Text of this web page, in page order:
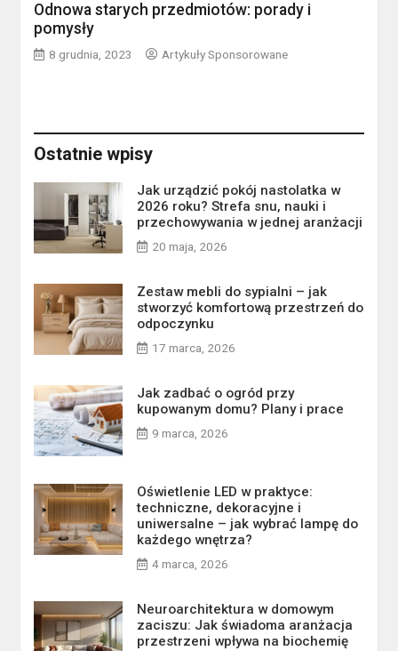
Odnowa starych przedmiotów: porady i
pomysły
8 grudnia, 2023 Artykuły Sponsorowane
Ostatnie wpisy
Jak urządzić pokój nastolatka w
2026 roku? Strefa snu, nauki i
przechowywania w jednej aranżacji
20 maja, 2026
Zestaw mebli do sypialni – jak
stworzyć komfortową przestrzeń do
odpoczynku
17 marca, 2026
Jak zadbać o ogród przy
kupowanym domu? Plany i prace
9 marca, 2026
Oświetlenie LED w praktyce:
techniczne, dekoracyjne i
uniwersalne – jak wybrać lampę do
każdego wnętrza?
4 marca, 2026
Neuroarchitektura w domowym
zaciszu: Jak świadoma aranżacja
przestrzeni wpływa na biochemię